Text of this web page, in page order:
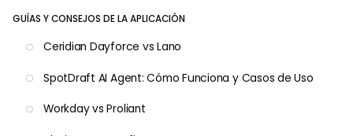
GUÍAS Y CONSEJOS DE LA APLICACIÓN
Ceridian Dayforce vs Lano
SpotDraft AI Agent: Cómo Funciona y Casos de Uso
Workday vs Proliant